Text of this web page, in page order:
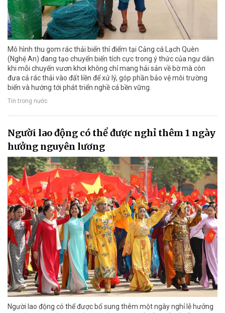
Mô hình thu gom rác thải biển thí điểm tại Cảng cá Lạch Quèn
(Nghệ An) đang tạo chuyển biến tích cực trong ý thức của ngư dân
khi mỗi chuyến vươn khơi không chỉ mang hải sản về bờ mà còn
đưa cả rác thải vào đất liền để xử lý, góp phần bảo vệ môi trường
biển và hướng tới phát triển nghề cá bền vững.
Tin trong nước
Người lao động có thể được nghỉ thêm 1 ngày
hưởng nguyên lương
Người lao động có thể được bổ sung thêm một ngày nghỉ lễ hưởng